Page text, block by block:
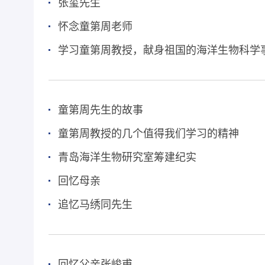
张玺先生
怀念童第周老师
学习童第周教授，献身祖国的海洋生物科学
童第周先生的故事
童第周教授的几个值得我们学习的精神
青岛海洋生物研究室筹建纪实
回忆母亲
追忆马绣同先生